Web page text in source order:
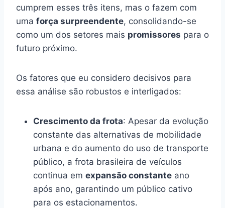
cumprem esses três itens, mas o fazem com
uma força surpreendente, consolidando-se
como um dos setores mais promissores para o
futuro próximo.
Os fatores que eu considero decisivos para
essa análise são robustos e interligados:
Crescimento da frota: Apesar da evolução
constante das alternativas de mobilidade
urbana e do aumento do uso de transporte
público, a frota brasileira de veículos
continua em expansão constante ano
após ano, garantindo um público cativo
para os estacionamentos.